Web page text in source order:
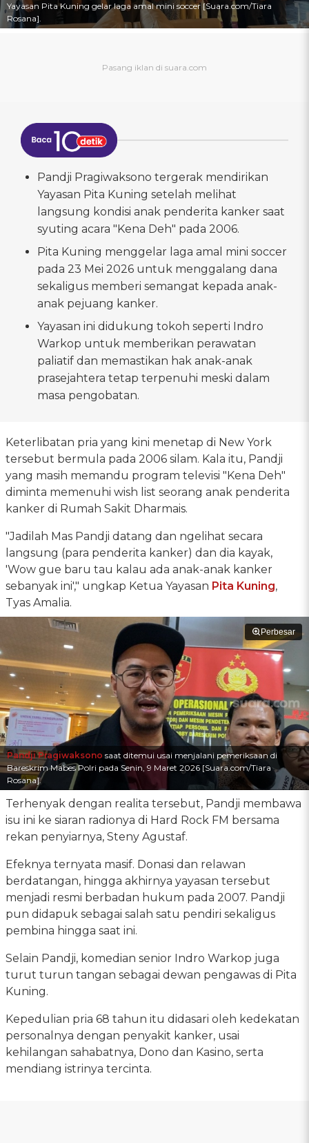
Yayasan Pita Kuning gelar laga amal mini soccer [Suara.com/Tiara
Rosana].
Pandji Pragiwaksono tergerak mendirikan
Yayasan Pita Kuning setelah melihat
langsung kondisi anak penderita kanker saat
syuting acara "Kena Deh" pada 2006.
Pita Kuning menggelar laga amal mini soccer
pada 23 Mei 2026 untuk menggalang dana
sekaligus memberi semangat kepada anak-
anak pejuang kanker.
Yayasan ini didukung tokoh seperti Indro
Warkop untuk memberikan perawatan
paliatif dan memastikan hak anak-anak
prasejahtera tetap terpenuhi meski dalam
masa pengobatan.
Keterlibatan pria yang kini menetap di New York
tersebut bermula pada 2006 silam. Kala itu, Pandji
yang masih memandu program televisi "Kena Deh"
diminta memenuhi wish list seorang anak penderita
kanker di Rumah Sakit Dharmais.
"Jadilah Mas Pandji datang dan ngelihat secara
langsung (para penderita kanker) dan dia kayak,
'Wow gue baru tau kalau ada anak-anak kanker
sebanyak ini'," ungkap Ketua Yayasan Pita Kuning,
Tyas Amalia.
Perbesar
Pandji Pragiwaksono saat ditemui usai menjalani pemeriksaan di
Bareskrim Mabes Polri pada Senin, 9 Maret 2026 [Suara.com/Tiara
Rosana].
Terhenyak dengan realita tersebut, Pandji membawa
isu ini ke siaran radionya di Hard Rock FM bersama
rekan penyiarnya, Steny Agustaf.
Efeknya ternyata masif. Donasi dan relawan
berdatangan, hingga akhirnya yayasan tersebut
menjadi resmi berbadan hukum pada 2007. Pandji
pun didapuk sebagai salah satu pendiri sekaligus
pembina hingga saat ini.
Selain Pandji, komedian senior Indro Warkop juga
turut turun tangan sebagai dewan pengawas di Pita
Kuning.
Kepedulian pria 68 tahun itu didasari oleh kedekatan
personalnya dengan penyakit kanker, usai
kehilangan sahabatnya, Dono dan Kasino, serta
mendiang istrinya tercinta.